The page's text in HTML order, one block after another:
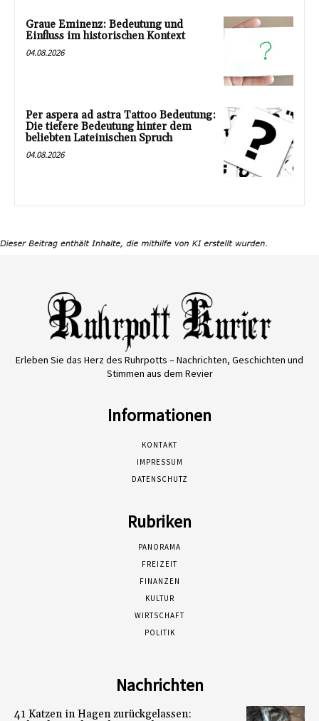
Graue Eminenz: Bedeutung und
Einfluss im historischen Kontext
04.08.2026
Per aspera ad astra Tattoo Bedeutung:
Die tiefere Bedeutung hinter dem
beliebten Lateinischen Spruch
04.08.2026
Erleben Sie das Herz des Ruhrpotts – Nachrichten, Geschichten und
Stimmen aus dem Revier
Informationen
KONTAKT
IMPRESSUM
DATENSCHUTZ
Rubriken
PANORAMA
FREIZEIT
FINANZEN
KULTUR
WIRTSCHAFT
POLITIK
Nachrichten
41 Katzen in Hagen zurückgelassen: